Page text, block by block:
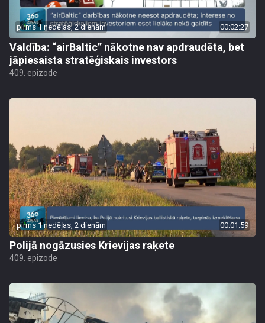
pirms 1 nedēļas, 2 dienām 00:02:27
Valdība: “airBaltic” nākotne nav apdraudēta, bet
jāpiesaista stratēģiskais investors
409. epizode
pirms 1 nedēļas, 2 dienām 00:01:59
Polijā nogāzusies Krievijas raķete
409. epizode